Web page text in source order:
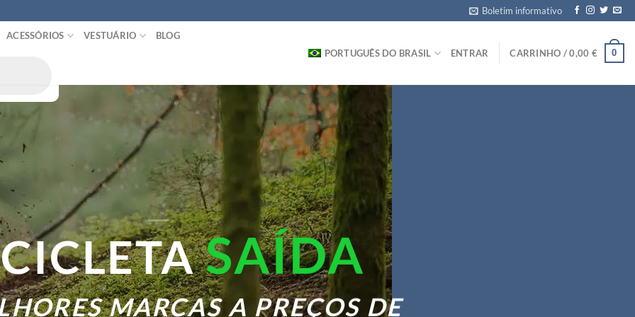
Boletim informativo
ACESSÓRIOS VESTUÁRIO BLOG
PORTUGUÊS DO BRASIL ENTRAR CARRINHO /0,00 € 0
DE